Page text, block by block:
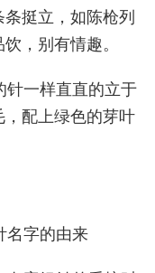
挺立，如陈枪列
，别有情趣。
针一样直直的立于
配上绿色的芽叶
名字的由来